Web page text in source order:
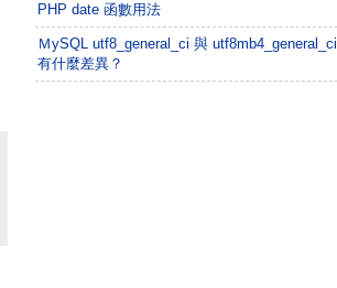
PHP date 函數用法
ＭySQL utf8_general_ci 與 utf8mb4_general_ci
有什麼差異？